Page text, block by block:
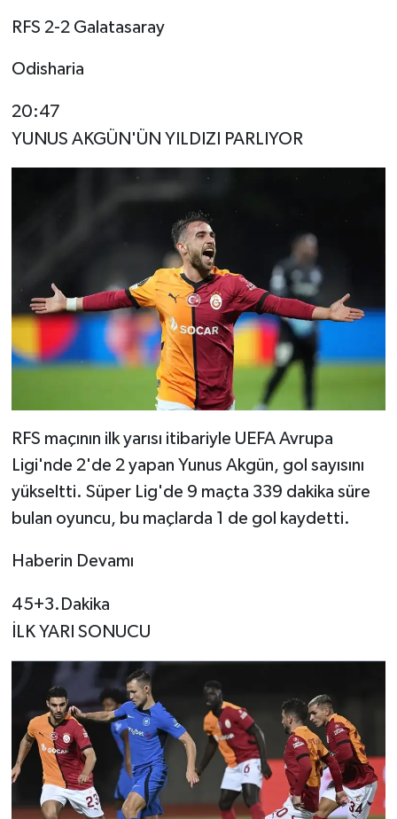
RFS 2-2 Galatasaray
Odisharia
20:47
YUNUS AKGÜN'ÜN YILDIZI PARLIYOR
RFS maçının ilk yarısı itibariyle UEFA Avrupa
Ligi'nde 2'de 2 yapan Yunus Akgün, gol sayısını
yükseltti. Süper Lig'de 9 maçta 339 dakika süre
bulan oyuncu, bu maçlarda 1 de gol kaydetti.
Haberin Devamı
45+3.Dakika
İLK YARI SONUCU